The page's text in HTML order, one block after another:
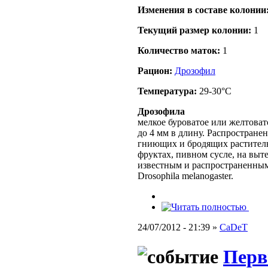
Изменения в составе
Текущий размер кoлонии: 1
Количество маток: 1
Рацион: Дрозофил
Температура: 29-30°C
Дрозофила
мелкое буроватое или
до 4 мм в длину.
гниющих и бродящих
фруктах, пивном сусле, на
известным и
Drosophila melanogaster.
24/07/2012 - 21:39 » CaDeT